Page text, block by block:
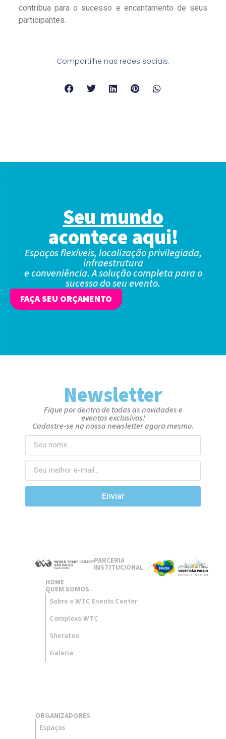
contribua para o sucesso e encantamento de seus
participantes.
Compartilhe nas redes sociais:
Seu mundo
acontece aqui!
Espaços flexíveis, localização privilegiada,
infraestrutura
e conveniência. A solução completa para o
sucesso do seu evento.
FAÇA SEU ORÇAMENTO
Newsletter
Fique por dentro de todas as novidades e
eventos exclusivos!
Cadastre-se na nossa newsletter agora mesmo.
Enviar
PARCERIA
INSTITUCIONAL
HOME
QUEM SOMOS
Sobre o WTC Events Center
Complexo WTC
Sheraton
Galeria
ORGANIZADORES
Espaços